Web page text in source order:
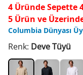
4 Üründe Sepette
5 Ürün ve
Columbia Dünyası
Renk: Deve Tüyü